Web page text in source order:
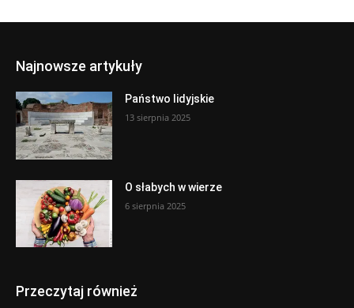
Najnowsze artykuły
Państwo lidyjskie
13 sierpnia 2025
O słabych w wierze
6 sierpnia 2025
Przeczytaj również